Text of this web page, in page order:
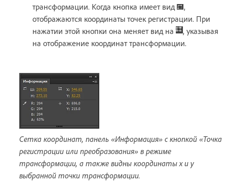
трансформации. Когда кнопка имеет вид
,
отображаются координаты точек регистрации. При
нажатии этой кнопки она меняет вид на
, указывая
на отображение координат трансформации.
Сетка координат, панель «Информация» с кнопкой «Точка
регистрации или преобразования» в режиме
трансформации, а также видны координаты x и y
выбранной точки трансформации.